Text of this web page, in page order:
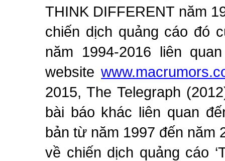
THINK DIFFERENT năm
chiến dịch quảng cáo đó
năm 1994-2016 liên
website
2015, The Telegraph
bài báo khác liên quan
bản từ năm 1997 đến
về chiến dịch quảng cáo